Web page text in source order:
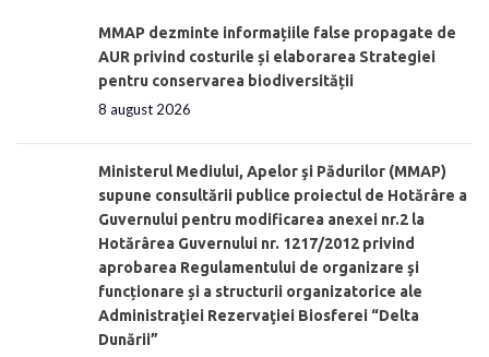
MMAP dezminte informațiile false propagate de
AUR privind costurile și elaborarea Strategiei
pentru conservarea biodiversității
8 august 2026
Ministerul Mediului, Apelor şi Pădurilor (MMAP)
supune consultării publice proiectul de Hotărâre a
Guvernului pentru modificarea anexei nr.2 la
Hotărârea Guvernului nr. 1217/2012 privind
aprobarea Regulamentului de organizare şi
funcționare și a structurii organizatorice ale
Administraţiei Rezervaţiei Biosferei “Delta
Dunării”